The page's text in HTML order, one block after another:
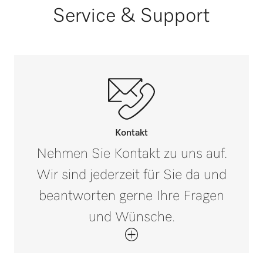
Service & Support
Kontakt
Nehmen Sie Kontakt zu uns auf.
Wir sind jederzeit für Sie da und
beantworten gerne Ihre Fragen
und Wünsche.